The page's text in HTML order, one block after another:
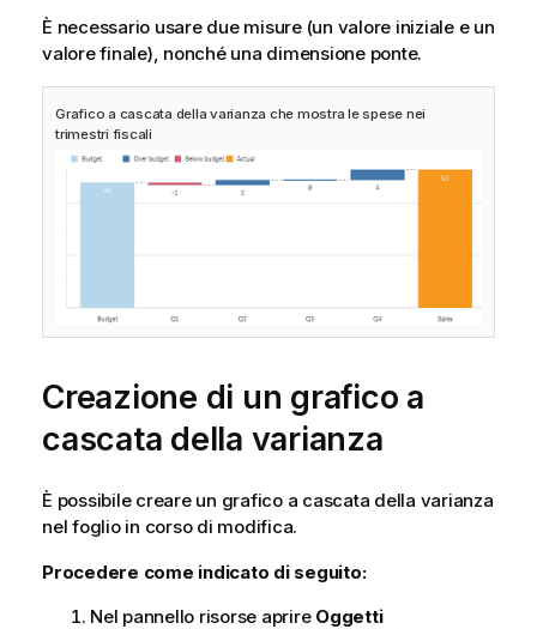
È necessario usare due misure (un valore iniziale e un
valore finale), nonché una dimensione ponte.
Grafico a cascata della varianza che mostra le spese nei
trimestri fiscali
Creazione di un grafico a
cascata della varianza
È possibile creare un grafico a cascata della varianza
nel foglio in corso di modifica.
Procedere come indicato di seguito:
Nel pannello risorse aprire Oggetti